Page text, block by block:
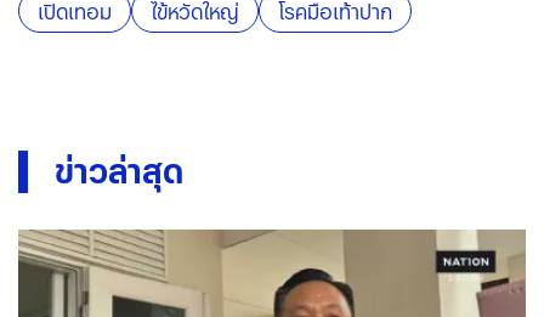
เปิดเทอม
ไข้หวัดใหญ่ โรคมือเท้าปาก
ข่าวล่าสุด